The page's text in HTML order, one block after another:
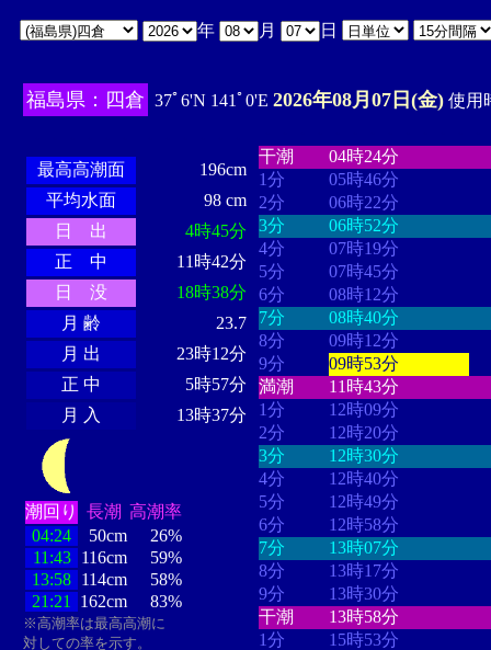
年 月 日
福島県：四倉 37ﾟ6'N 141ﾟ0'E 2026年08月07日(金) 使用
最高高潮面
196cm
平均水面
98 cm
日 出
4時45分
正 中
11時42分
日 没
18時38分
月 齢
23.7
月 出
23時12分
正 中
5時57分
月 入
13時37分
潮回り 長潮 高潮率
04:24
50cm
26%
11:43
116cm
59%
13:58 114cm
58%
21:21
162cm 83%
※高潮率は最高高潮に
対しての率を示す。
干潮
04時24分
1分
05時46分
2分
06時22分
3分
06時52分
4分
07時19分
5分
07時45分
6分
08時12分
7分
08時40分
8分
09時12分
9分
09時53分
満潮
11時43分
1分
12時09分
2分
12時20分
3分
12時30分
4分
12時40分
5分
12時49分
6分
12時58分
7分
13時07分
8分
13時17分
9分
13時30分
干潮
13時58分
1分
15時53分